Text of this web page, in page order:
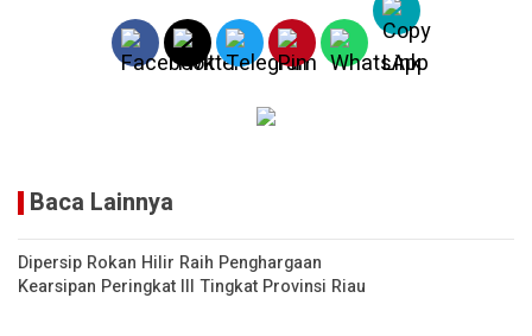
k
Baca Lainnya
Dipersip Rokan Hilir Raih Penghargaan
Kearsipan Peringkat III Tingkat Provinsi Riau